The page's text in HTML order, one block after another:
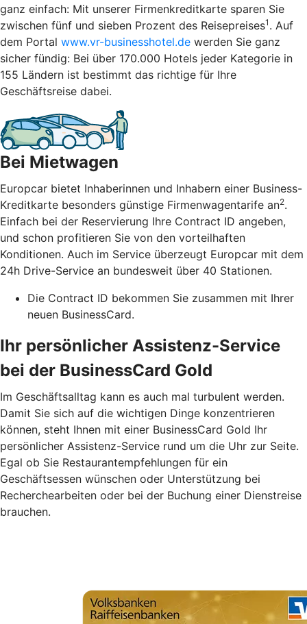
ganz einfach: Mit unserer Firmenkreditkarte sparen Sie
zwischen fünf und sieben Prozent des Reisepreises1 . Auf
dem Portal www.vr-businesshotel.de werden Sie ganz
sicher fündig: Bei über 170.000 Hotels jeder Kategorie in
155 Ländern ist bestimmt das richtige für Ihre
Geschäftsreise dabei.
Bei Mietwagen
Europcar bietet Inhaberinnen und Inhabern einer Business-
Kreditkarte besonders günstige Firmenwagentarife an2.
Einfach bei der Reservierung Ihre Contract ID angeben,
und schon profitieren Sie von den vorteilhaften
Konditionen. Auch im Service überzeugt Europcar mit dem
24h Drive-Service an bundesweit über 40 Stationen.
Die Contract ID bekommen Sie zusammen mit Ihrer
neuen BusinessCard.
Ihr persönlicher Assistenz-Service
bei der BusinessCard Gold
Im Geschäftsalltag kann es auch mal turbulent werden.
Damit Sie sich auf die wichtigen Dinge konzentrieren
können, steht Ihnen mit einer BusinessCard Gold Ihr
persönlicher Assistenz-Service rund um die Uhr zur Seite.
Egal ob Sie Restaurantempfehlungen für ein
Geschäftsessen wünschen oder Unterstützung bei
Recherchearbeiten oder bei der Buchung einer Dienstreise
brauchen.